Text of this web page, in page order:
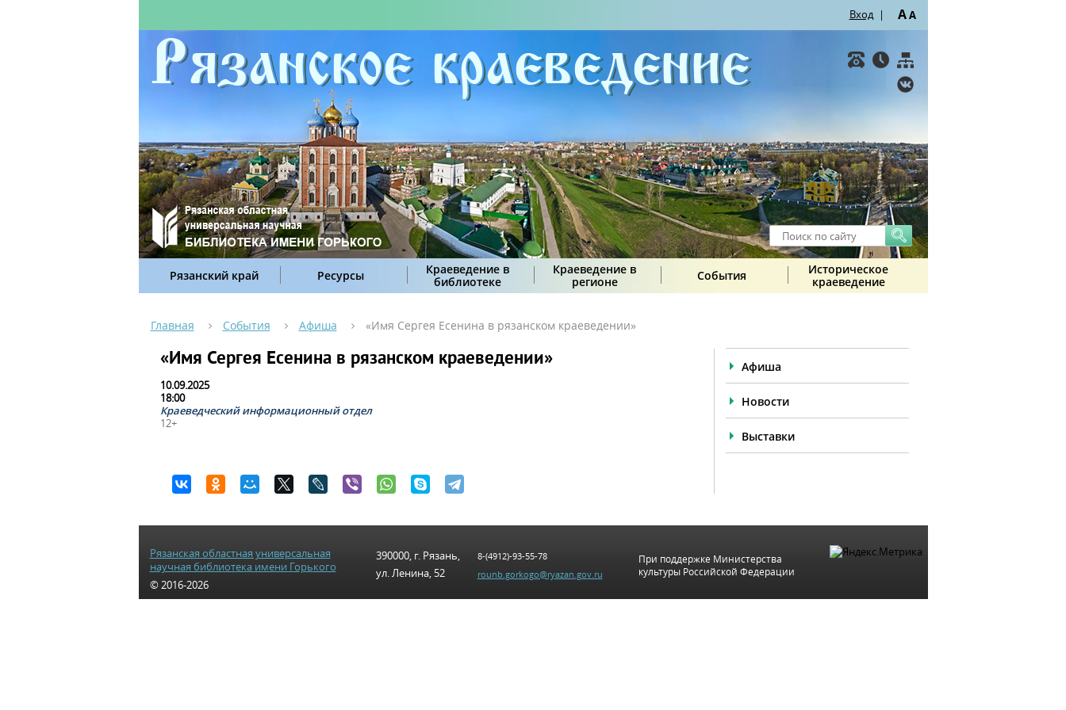
Вход | AA
Рязанский край Ресурсы
Краеведение в
библиотеке
Краеведение в
регионе
События
Историческое
краеведение
Главная События Афиша «Имя Сергея Есенина в рязанском краеведении»
«Имя Сергея Есенина в рязанском краеведении»
10.09.2025
18:00
Краеведческий информационный отдел
12+
Афиша
Новости
Выставки
Рязанская областная универсальная
научная библиотека имени Горького
© 2016-2026
390000, г. Рязань,
ул. Ленина, 52
8-(4912)-93-55-78
rounb.gorkogo@ryazan.gov.ru
При поддержке Министерства
культуры Российской Федерации